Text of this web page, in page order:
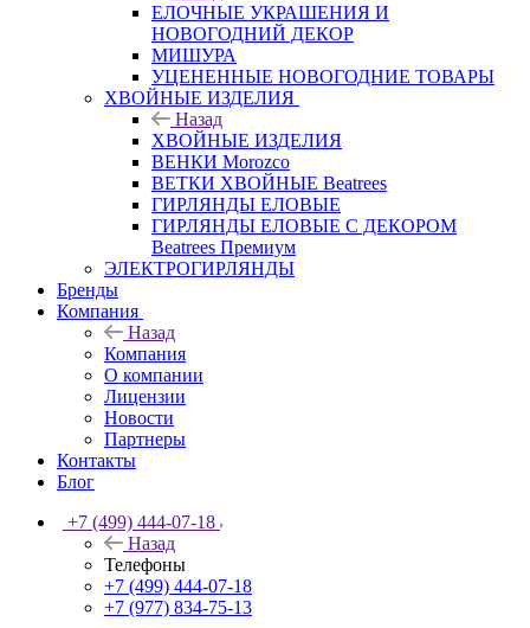
ЕЛОЧНЫЕ УКРАШЕНИЯ И
НОВОГОДНИЙ ДЕКОР
МИШУРА
УЦЕНЕННЫЕ НОВОГОДНИЕ ТОВАРЫ
ХВОЙНЫЕ ИЗДЕЛИЯ
Назад
ХВОЙНЫЕ ИЗДЕЛИЯ
ВЕНКИ Morozco
ВЕТКИ ХВОЙНЫЕ Beatrees
ГИРЛЯНДЫ ЕЛОВЫЕ
ГИРЛЯНДЫ ЕЛОВЫЕ С ДЕКОРОМ
Beatrees Премиум
ЭЛЕКТРОГИРЛЯНДЫ
Бренды
Компания
Назад
Компания
О компании
Лицензии
Новости
Партнеры
Контакты
Блог
+7 (499) 444-07-18
Назад
Телефоны
+7 (499) 444-07-18
+7 (977) 834-75-13